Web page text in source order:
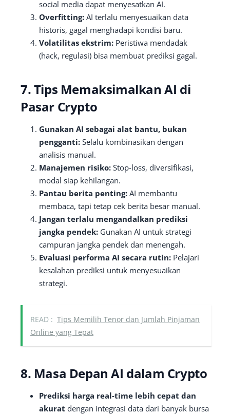
social media dapat menyesatkan AI.
Overfitting: AI terlalu menyesuaikan data
historis, gagal menghadapi kondisi baru.
Volatilitas ekstrim: Peristiwa mendadak
(hack, regulasi) bisa membuat prediksi gagal.
7. Tips Memaksimalkan AI di
Pasar Crypto
Gunakan AI sebagai alat bantu, bukan
pengganti: Selalu kombinasikan dengan
analisis manual.
Manajemen risiko: Stop-loss, diversifikasi,
modal siap kehilangan.
Pantau berita penting: AI membantu
membaca, tapi tetap cek berita besar manual.
Jangan terlalu mengandalkan prediksi
jangka pendek: Gunakan AI untuk strategi
campuran jangka pendek dan menengah.
Evaluasi performa AI secara rutin: Pelajari
kesalahan prediksi untuk menyesuaikan
strategi.
READ : Tips Memilih Tenor dan Jumlah Pinjaman
Online yang Tepat
8. Masa Depan AI dalam Crypto
Prediksi harga real-time lebih cepat dan
akurat dengan integrasi data dari banyak bursa